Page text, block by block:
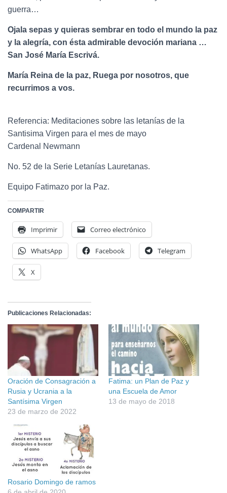
guerra…
Ojala sepas y quieras sembrar en todo el mundo la paz
y la alegría, con ésta admirable devoción mariana …
San José María Escrivá.
María Reina de la paz, Ruega por nosotros, que
recurrimos a vos.
Referencia: Meditaciones sobre las letanías de la
Santisima Virgen para el mes de mayo
Cardenal Newmann
No. 52 de la Serie Letanías Lauretanas.
Equipo Fatimazo por la Paz.
COMPARTIR
Imprimir Correo electrónico
WhatsApp Facebook Telegram
X
Publicaciones Relacionadas:
Oración de Consagración a
Rusia y Ucrania a la
Santísima Virgen
23 de marzo de 2022
Fatima: un Plan de Paz y
una Escuela de Amor
13 de mayo de 2018
Rosario Domingo de ramos